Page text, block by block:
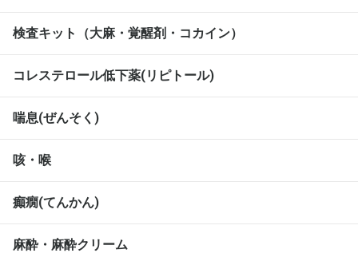
検査キット（大麻・覚醒剤・コカイン）
コレステロール低下薬(リピトール)
喘息(ぜんそく)
咳・喉
癲癇(てんかん)
麻酔・麻酔クリーム